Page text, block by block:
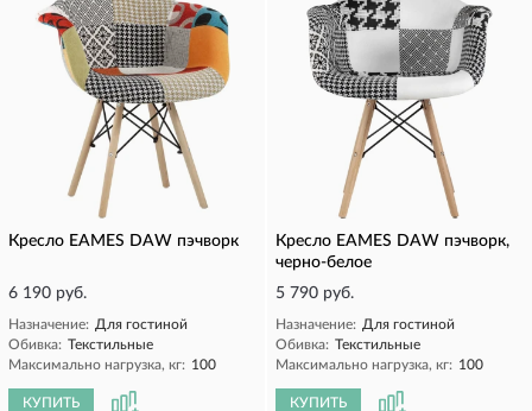
Кресло EAMES DAW пэчворк
6 190 руб.
Назначение: Для гостиной
Обивка: Текстильные
Максимально нагрузка, кг: 100
КУПИТЬ
Кресло EAMES DAW пэчворк,
черно-белое
5 790 руб.
Назначение: Для гостиной
Обивка: Текстильные
Максимально нагрузка, кг: 100
КУПИТЬ